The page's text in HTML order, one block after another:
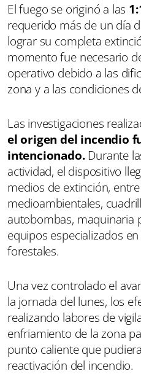
El fuego se originó a las
requerido más de un día
lograr su completa
momento fue necesario
operativo debido a las
zona y a las condiciones
Las investigaciones
el origen del incendio
intencionado.Durante
actividad, el dispositivo
medios de extinción,
medioambientales,
autobombas, maquinaria
equipos especializados
forestales.
Una vez controlado el
la jornada del lunes, los
realizando labores de
enfriamiento de la zona
punto caliente que
reactivación del incendio.